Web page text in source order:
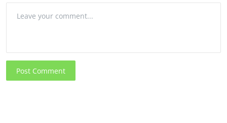
Post Comment